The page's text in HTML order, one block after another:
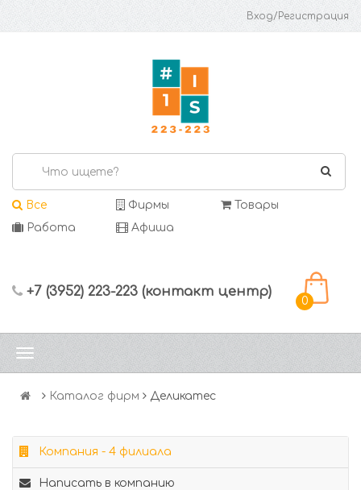
Вход/Регистрация
Все Фирмы
Товары
Работа
Афиша
+7 (3952) 223-223 (контакт центр)
0
Каталог фирм Деликатес
Компания - 4 филиала
Написать в компанию